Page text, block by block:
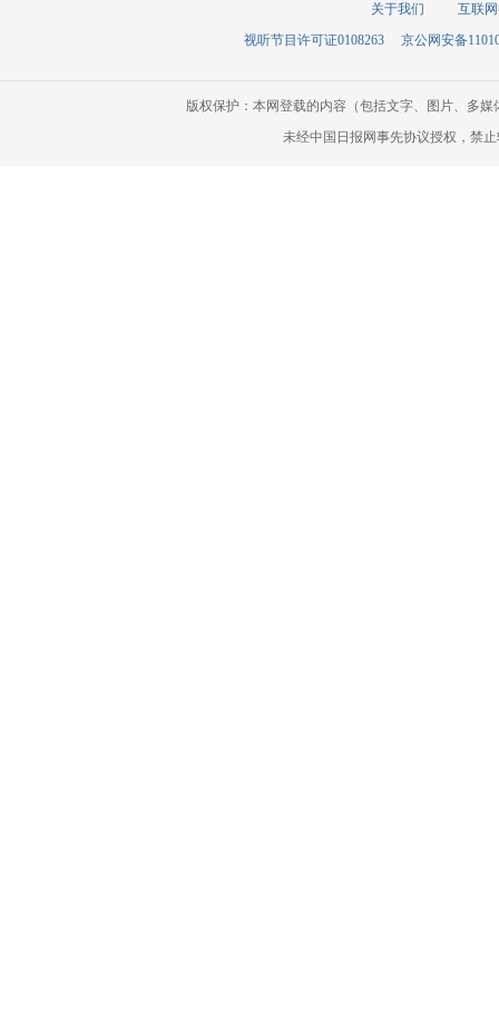
关于我们
互联
视听节目许可证0108263
京公网安备
版权保护：本网登载的内容（包括文字、图片、多
未经中国日报网事先协议授权，禁止